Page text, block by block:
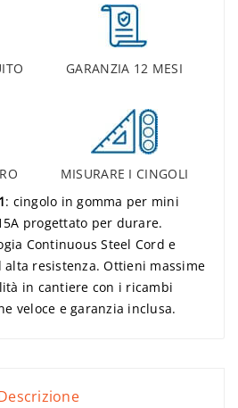
GARANZIA 12 MESI
MISURARE I CINGOLI
: cingolo in gomma per mini
progettato per durare.
Continuous Steel Cord e
alta resistenza. Ottieni massime
in cantiere con i ricambi
veloce e garanzia inclusa.